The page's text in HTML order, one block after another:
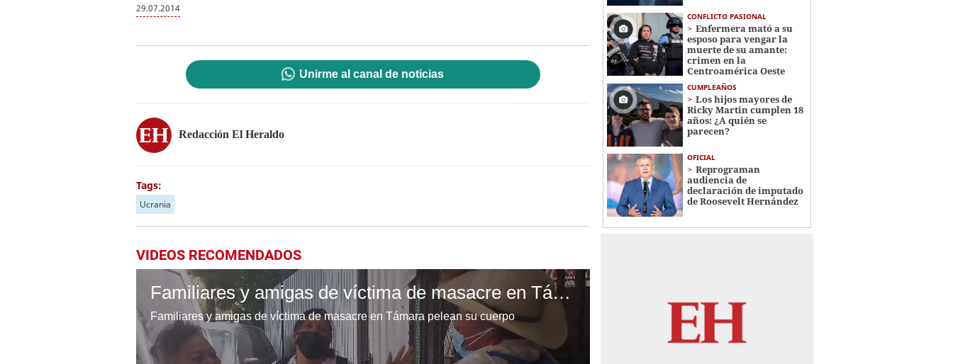
29.07.2014
Unirme al canal de noticias
Redacción El Heraldo
Tags:
Ucrania
VIDEOS RECOMENDADOS
Familiares y amigas de víctima de masacre en Támara pelean su cuerpo
Familiares y amigas de víctima de masacre en Támara pelean su cuerpo
CONFLICTO PASIONAL
Enfermera mató a su
esposo para vengar la
muerte de su amante:
crimen en la
Centroamérica Oeste
CUMPLEAÑOS
Los hijos mayores de
Ricky Martin cumplen 18
años: ¿A quién se
parecen?
OFICIAL
Reprograman
audiencia de
declaración de imputado
de Roosevelt Hernández